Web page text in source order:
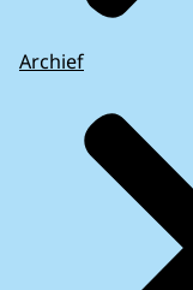
Archief